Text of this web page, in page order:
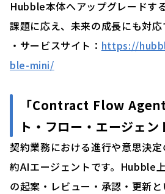
Hubble本体へアップグレードす
課題に応え、未来の成長にも対応
・サービスサイト： https://
ble-mini/
「Contract Flow
ト・フロー・エージェン
契約業務における進行や意思決
約AIエージェントです。Hubble
の起案・レビュー・承認・更新